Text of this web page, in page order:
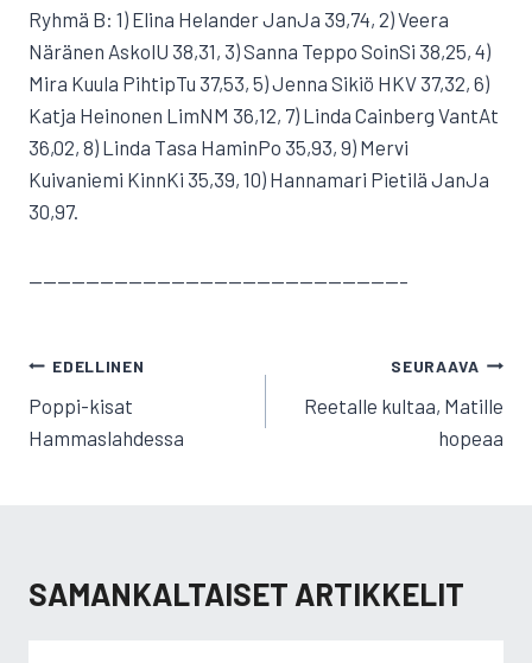
Ryhmä B: 1) Elina Helander JanJa 39,74, 2) Veera
Näränen AskolU 38,31, 3) Sanna Teppo SoinSi 38,25, 4)
Mira Kuula PihtipTu 37,53, 5) Jenna Sikiö HKV 37,32, 6)
Katja Heinonen LimNM 36,12, 7) Linda Cainberg VantAt
36,02, 8) Linda Tasa HaminPo 35,93, 9) Mervi
Kuivaniemi KinnKi 35,39, 10) Hannamari Pietilä JanJa
30,97.
——————————————————————————–
ARTIKKELIEN
SELAUS
EDELLINEN
Poppi-kisat
Hammaslahdessa
SEURAAVA
Reetalle kultaa, Matille
hopeaa
SAMANKALTAISET ARTIKKELIT